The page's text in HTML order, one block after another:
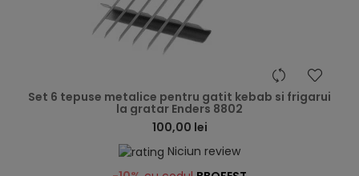
Set 6 tepuse metalice pentru gatit kebab si frigarui
la gratar Enders 8802
100,00 lei
Niciun review